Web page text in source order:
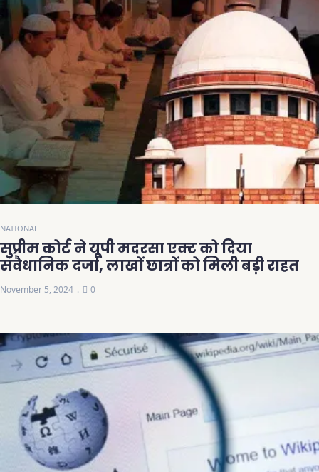
NATIONAL
सुप्रीम कोर्ट ने यूपी मदरसा एक्ट को दिया
संवैधानिक दर्जा, लाखों छात्रों को मिली बड़ी राहत
November 5, 2024 0